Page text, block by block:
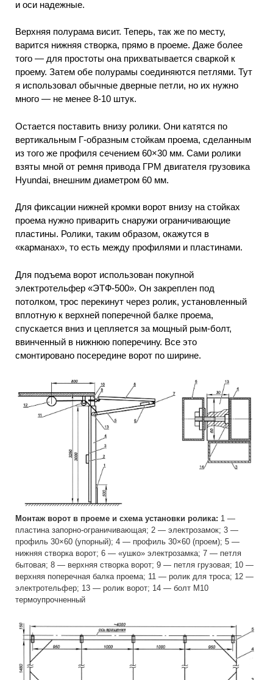
и оси надежные.
Верхняя полурама висит. Теперь, так же по месту,
варится нижняя створка, прямо в проеме. Даже более
того — для простоты она прихватывается сваркой к
проему. Затем обе полурамы соединяются петлями. Тут
я использовал обычные дверные петли, но их нужно
много — не менее 8-10 штук.
Остается поставить внизу ролики. Они катятся по
вертикальным Г-образным стойкам проема, сделанным
из того же профиля сечением 60×30 мм. Сами ролики
взяты мной от ремня привода ГРМ двигателя грузовика
Hyundai, внешним диаметром 60 мм.
Для фиксации нижней кромки ворот внизу на стойках
проема нужно приварить снаружи ограничивающие
пластины. Ролики, таким образом, окажутся в
«карманах», то есть между профилями и пластинами.
Для подъема ворот использован покупной
электротельфер «ЭТФ-500». Он закреплен под
потолком, трос перекинут через ролик, установленный
вплотную к верхней поперечной балке проема,
спускается вниз и цепляется за мощный рым-болт,
ввинченный в нижнюю поперечину. Все это
смонтировано посередине ворот по ширине.
Монтаж ворот в проеме и схема установки ролика: 1 —
пластина запорно-ограничивающая; 2 — электрозамок; 3 —
профиль 30×60 (упорный); 4 — профиль 30×60 (проем); 5 —
нижняя створка ворот; 6 — «ушко» электрозамка; 7 — петля
бытовая; 8 — верхняя створка ворот; 9 — петля грузовая; 10 —
верхняя поперечная балка проема; 11 — ролик для троса; 12 —
электротельфер; 13 — ролик ворот; 14 — болт М10
термоупрочненный